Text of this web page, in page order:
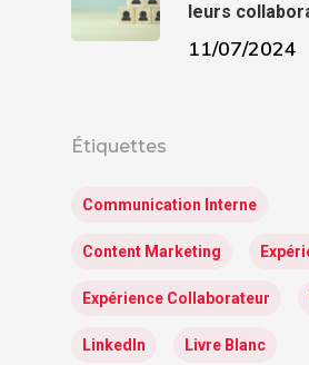
leurs
11/07/2024
Étiquettes
Communication Interne
Content Marketing
Expérience Collaborateur
LinkedIn Livre Blanc